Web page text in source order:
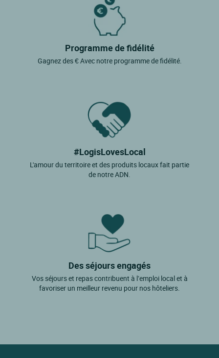
Programme de fidélité
Gagnez des € Avec notre programme de fidélité.
#LogisLovesLocal
L'amour du territoire et des produits locaux fait partie
de notre ADN.
Des séjours engagés
Vos séjours et repas contribuent à l’emploi local et à
favoriser un meilleur revenu pour nos hôteliers.